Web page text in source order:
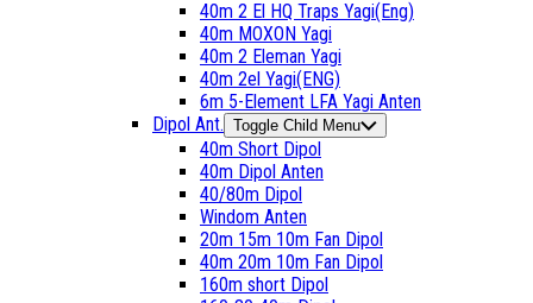
40m 2 El HQ Traps Yagi(Eng)
40m MOXON Yagi
40m 2 Eleman Yagi
40m 2el Yagi(ENG)
6m 5-Element LFA Yagi Anten
Dipol Ant. Toggle Child Menu
40m Short Dipol
40m Dipol Anten
40/80m Dipol
Windom Anten
20m 15m 10m Fan Dipol
40m 20m 10m Fan Dipol
160m short Dipol